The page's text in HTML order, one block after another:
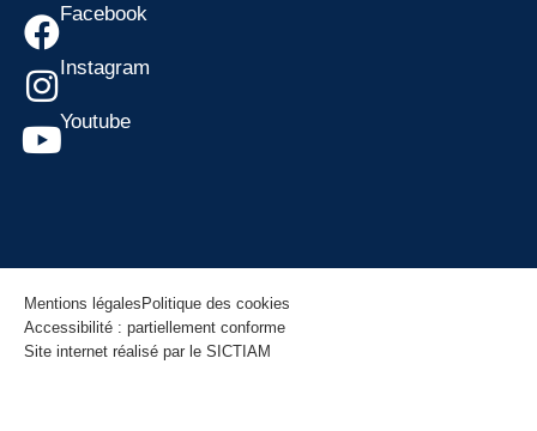
Facebook
Instagram
Youtube
Mentions légales Politique des cookies
Accessibilité : partiellement conforme
Site internet réalisé par le SICTIAM